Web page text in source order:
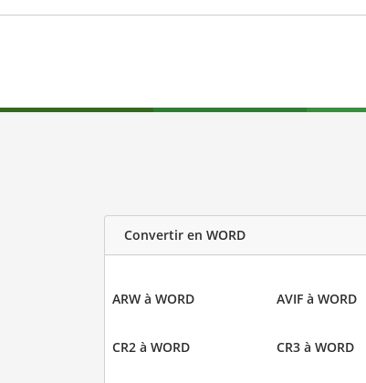
Convertir en WORD
ARW à WORD AVIF à WORD
CR2 à WORD CR3 à WORD